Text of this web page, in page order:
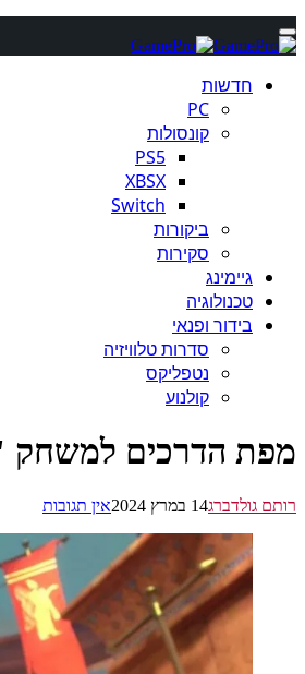
חדשות
PC
קונסולות
PS5
XBSX
Switch
ביקורות
סקירות
גיימינג
טכנולוגיה
בידור ופנאי
סדרות טלוויזיה
נטפליקס
קולנוע
מפת הדרכים למשחק
רותם גולדברג14 במרץ 2024 אין תגובות